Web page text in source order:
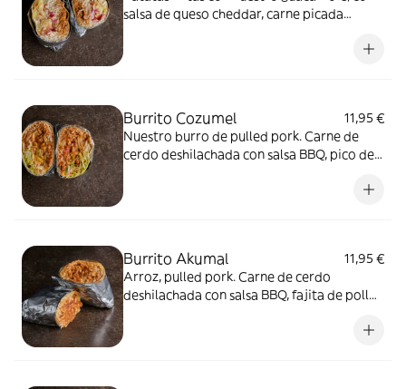
salsa de queso cheddar, carne picada
jalapeño, quesos gouda y un toque final de
Burrito Cozumel
11,95 €
Nuestro burro de pulled pork. Carne de
cerdo deshilachada con salsa BBQ, pico de
Burrito Akumal
11,95 €
Arroz, pulled pork. Carne de cerdo
deshilachada con salsa BBQ, fajita de pollo,